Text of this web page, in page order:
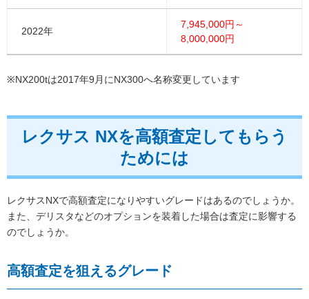
2022年
7,945,000円～
8,000,000円
※NX200tは2017年9月にNX300へ名称変更しています
レクサス NXを高額査定してもらう
ためには
レクサスNXで高額査定になりやすいグレードはあるのでしょうか。
また、デリスタなどのオプションを装着した場合は査定に影響する
のでしょうか。
高額査定を狙えるグレード